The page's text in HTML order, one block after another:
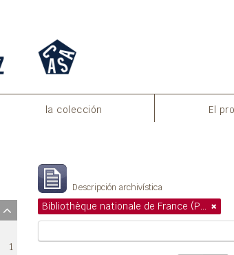
la colección El
1
Descripción archivística
Bibliothèque nationale de France (Paris)